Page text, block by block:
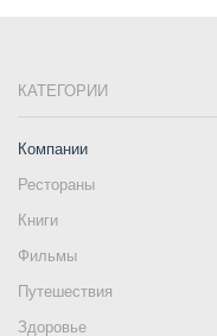
КАТЕГОРИИ
Компании
Рестораны
Книги
Фильмы
Путешествия
Здоровье